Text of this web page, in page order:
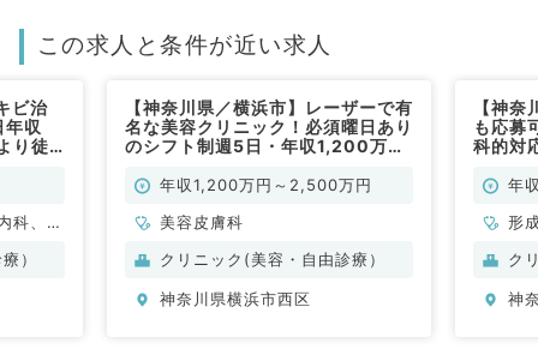
この求人と条件が近い求人
ビ治
収
り徒
科、外
皮膚科
）
【神奈川県／横浜市】レーザーで有
名な美容クリニック！必須曜日あり
のシフト制週5日・年収1,200万～
（美容皮膚科／常勤）
年収1,200万円～2,500万円
美容皮膚科
クリニック(美容・自由診療）
神奈川県横浜市西区
【神
も応募
科的対
年
形
般
ク
神